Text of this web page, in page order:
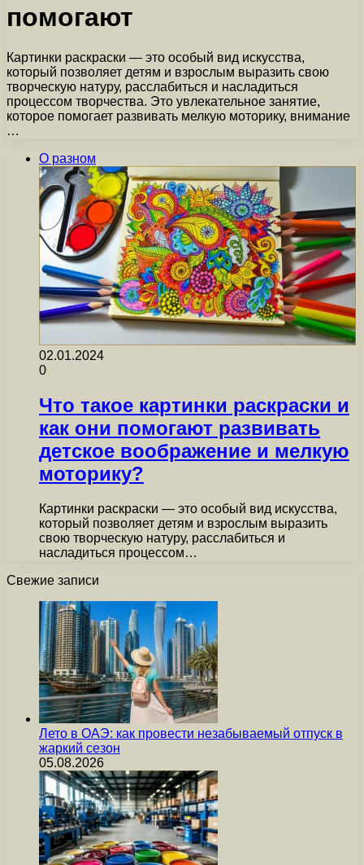
помогают
Картинки раскраски — это особый вид искусства,
который позволяет детям и взрослым выразить свою
творческую натуру, расслабиться и насладиться
процессом творчества. Это увлекательное занятие,
которое помогает развивать мелкую моторику, внимание
…
О разном
02.01.2024
0
Что такое картинки раскраски и
как они помогают развивать
детское воображение и мелкую
моторику?
Картинки раскраски — это особый вид искусства,
который позволяет детям и взрослым выразить
свою творческую натуру, расслабиться и
насладиться процессом…
Свежие записи
Лето в ОАЭ: как провести незабываемый отпуск в
жаркий сезон
05.08.2026